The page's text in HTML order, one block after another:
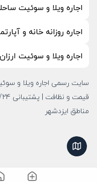
اجاره ویلا و سوئیت
اجاره روزانه خانه و
اجاره ویلا و سوئیت ارزان
سایت رسمی اجاره ویلا و
مناطق ایزدشهر